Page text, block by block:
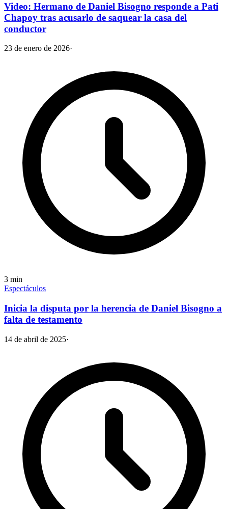
Video: Hermano de Daniel Bisogno responde a Pati
Chapoy tras acusarlo de saquear la casa del
conductor
23 de enero de 2026·
3 min
Espectáculos
Inicia la disputa por la herencia de Daniel Bisogno a
falta de testamento
14 de abril de 2025·